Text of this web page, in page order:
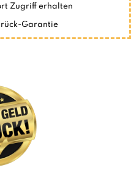
Zugriff erhalten
Garantie